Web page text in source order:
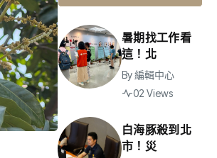
暑期找工作看
這！北
By編輯中心
02 Views
白海豚殺到北
市！災